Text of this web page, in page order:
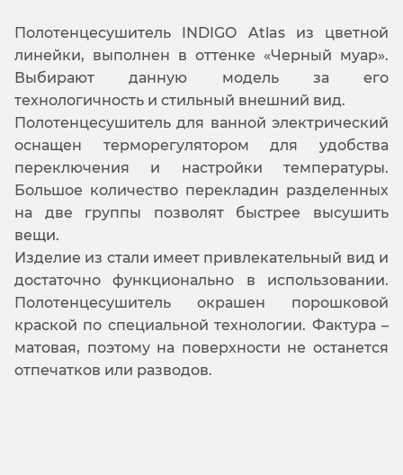
Полотенцесушитель INDIGO Atlas из цветной
линейки, выполнен в оттенке «Черный муар».
Выбирают данную модель за его
технологичность и стильный внешний вид.
Полотенцесушитель для ванной электрический
оснащен терморегулятором для удобства
переключения и настройки температуры.
Большое количество перекладин разделенных
на две группы позволят быстрее высушить
вещи.
Изделие из стали имеет привлекательный вид и
достаточно функционально в использовании.
Полотенцесушитель окрашен порошковой
краской по специальной технологии. Фактура –
матовая, поэтому на поверхности не останется
отпечатков или разводов.